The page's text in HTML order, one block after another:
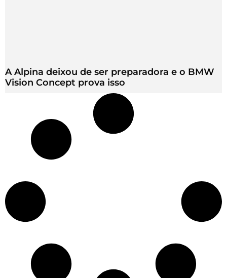
A Alpina deixou de ser preparadora e o BMW
Vision Concept prova isso